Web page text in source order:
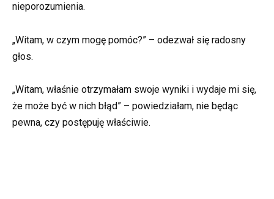
nieporozumienia.
„Witam, w czym mogę pomóc?” – odezwał się radosny
głos.
„Witam, właśnie otrzymałam swoje wyniki i wydaje mi się,
że może być w nich błąd” – powiedziałam, nie będąc
pewna, czy postępuję właściwie.